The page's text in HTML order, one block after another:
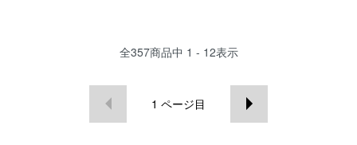
全357商品中 1 - 12表示
1 ページ目